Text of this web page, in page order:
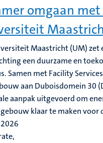
omgaan
Maastricht (UM) zet
een duurzame en
Samen met Facility
aan Duboisdomein 30
aanpak uitgevoerd om
klaar te maken voor